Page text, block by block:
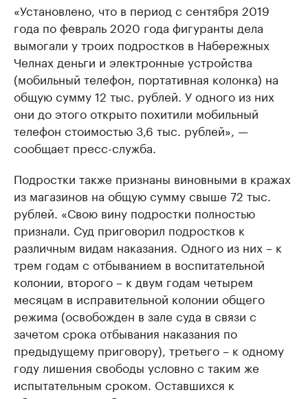
«Установлено, что в период с сентября 2019
года по февраль 2020 года фигуранты дела
вымогали у троих подростков в Набережных
Челнах деньги и электронные устройства
(мобильный телефон, портативная колонка) на
общую сумму 12 тыс. рублей. У одного из них
они до этого открыто похитили мобильный
телефон стоимостью 3,6 тыс. рублей», —
сообщает пресс-служба.
Подростки также признаны виновными в кражах
из магазинов на общую сумму свыше 72 тыс.
рублей. «Свою вину подростки полностью
признали. Суд приговорил подростков к
различным видам наказания. Одного из них – к
трем годам с отбыванием в воспитательной
колонии, второго – к двум годам четырем
месяцам в исправительной колонии общего
режима (освобожден в зале суда в связи с
зачетом срока отбывания наказания по
предыдущему приговору), третьего – к одному
году лишения свободы условно с таким же
испытательным сроком. Оставшихся к